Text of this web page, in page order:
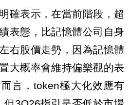
確表示，在當前階段，超
表態，比記憶體公司自身
右股價走勢，因為記憶體
大概率會維持偏樂觀的表
言，token極大化效應有